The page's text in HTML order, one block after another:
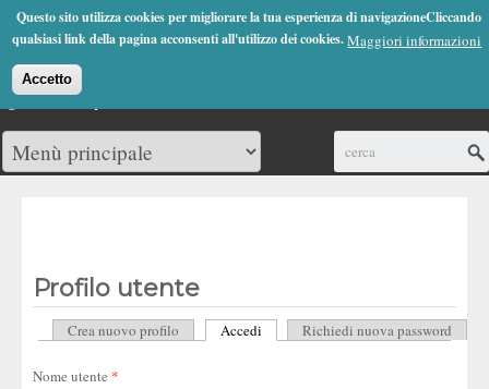
Questo sito utilizza cookies per migliorare la tua esperienza di navigazioneCliccando
qualsiasi link della pagina acconsenti all'utilizzo dei cookies.Maggiori informazioni
Accetto
Jump to Navigation
(0)
Profilo utente
Schede primarie
Crea nuovo profilo Accedi (scheda attiva)
Richiedi nuova password
Nome utente *